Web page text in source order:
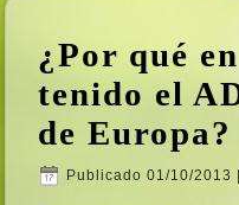
¿Por qué
tenido el
de Europa?
Publicado 01/10/2013